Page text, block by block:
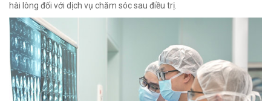
hài lòng đối với dịch vụ chăm sóc sau điều trị.